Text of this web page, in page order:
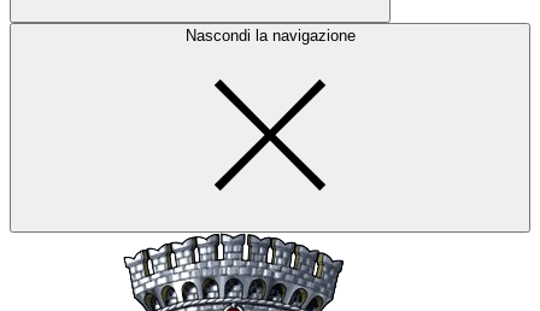
Nascondi la navigazione